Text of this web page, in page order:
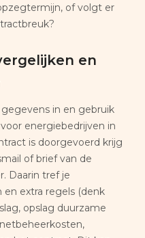
of volgt er
en
in en gebruik
energiebedrijven in
is doorgevoerd krijg
of brief van de
Daarin tref je
en extra regels (denk
opslag duurzame